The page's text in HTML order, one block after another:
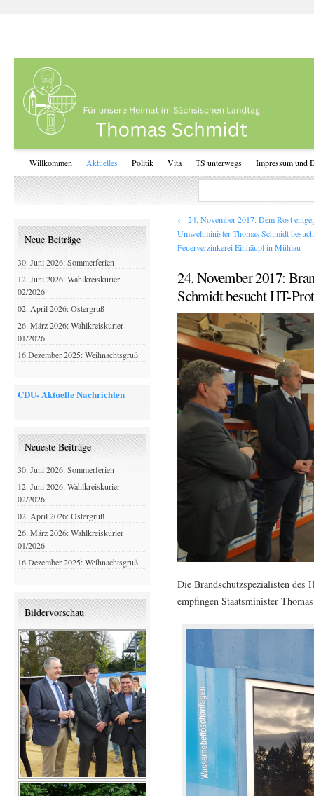
Willkommen Aktuelles Politik Vita TS unterwegs Impressum und
← 24. November 2017: Dem Rost
Umweltminister Thomas Schmidt
Feuerverzinkerei Einhäupl in Mühlau
24. November 2017:
Schmidt besucht HT-
Die Brandschutzspezialisten des
empfingen Staatsminister
Neue Beiträge
30. Juni 2026: Sommerferien
12. Juni 2026: Wahlkreiskurier
02/2026
02. April 2026: Ostergruß
26. März 2026: Wahlkreiskurier
01/2026
16.Dezember 2025: Weihnachtsgruß
CDU- Aktuelle Nachrichten
Neueste Beiträge
30. Juni 2026: Sommerferien
12. Juni 2026: Wahlkreiskurier
02/2026
02. April 2026: Ostergruß
26. März 2026: Wahlkreiskurier
01/2026
16.Dezember 2025: Weihnachtsgruß
Bildervorschau